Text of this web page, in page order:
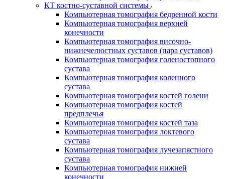
КТ костно-суставной системы
Компьютерная томография бедренной кости
Компьютерная томография верхней
конечности
Компьютерная томография височно-
нижнечелюстных суставов (пара суставов)
Компьютерная томография голеностопного
сустава
Компьютерная томография коленного
сустава
Компьютерная томография костей голени
Компьютерная томография костей
предплечья
Компьютерная томография костей таза
Компьютерная томография локтевого
сустава
Компьютерная томография лучезапястного
сустава
Компьютерная томография нижней
конечности